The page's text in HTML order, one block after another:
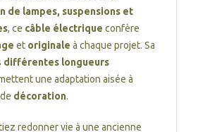
de lampes, suspensions et
, ce câble électrique confère
et originale à chaque projet. Sa
différentes longueurs
une adaptation aisée à
décoration.
redonner vie à une ancienne